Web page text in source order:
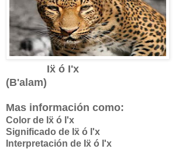
Iẍ ó I'x
(B'alam)
Mas información como:
Color de I ẍ ó I'x
Significado de ẍ ó I'x
Interpretación de ẍ ó I'x